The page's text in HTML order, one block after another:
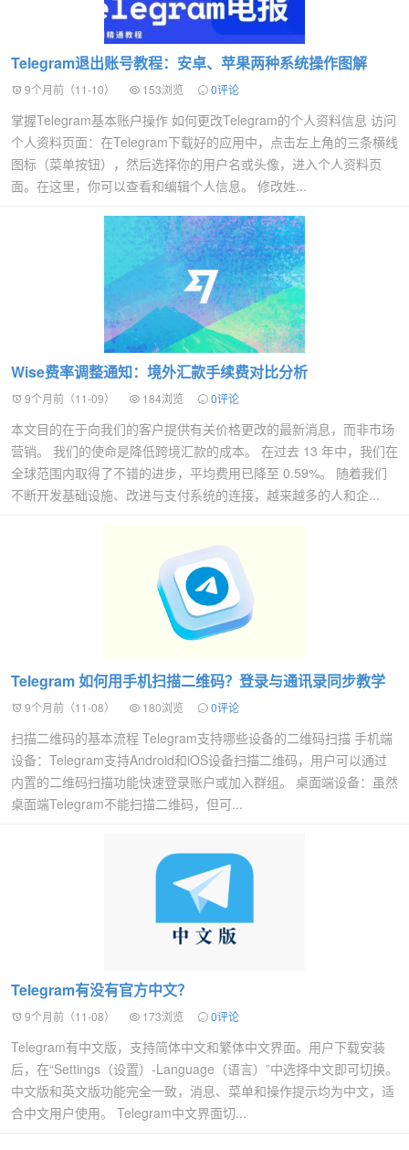
Telegram退出账号教程：安卓、苹果两种系统操作图解
9个月前（11-10） 153浏览 0评论
掌握Telegram基本账户操作 如何更改Telegram的个人资料信息 访问
个人资料页面：在Telegram下载好的应用中，点击左上角的三条横线
图标（菜单按钮），然后选择你的用户名或头像，进入个人资料页
面。在这里，你可以查看和编辑个人信息。 修改姓...
Wise费率调整通知：境外汇款手续费对比分析
9个月前（11-09） 184浏览 0评论
本文目的在于向我们的客户提供有关价格更改的最新消息，而非市场
营销。 我们的使命是降低跨境汇款的成本。 在过去 13 年中，我们在
全球范围内取得了不错的进步，平均费用已降至 0.59%。 随着我们
不断开发基础设施、改进与支付系统的连接，越来越多的人和企...
Telegram 如何用手机扫描二维码？登录与通讯录同步教学
9个月前（11-08） 180浏览 0评论
扫描二维码的基本流程 Telegram支持哪些设备的二维码扫描 手机端
设备：Telegram支持Android和iOS设备扫描二维码，用户可以通过
内置的二维码扫描功能快速登录账户或加入群组。 桌面端设备：虽然
桌面端Telegram不能扫描二维码，但可...
Telegram有没有官方中文？
9个月前（11-08） 173浏览 0评论
Telegram有中文版，支持简体中文和繁体中文界面。用户下载安装
后，在“Settings（设置）-Language（语言）”中选择中文即可切换。
中文版和英文版功能完全一致，消息、菜单和操作提示均为中文，适
合中文用户使用。 Telegram中文界面切...